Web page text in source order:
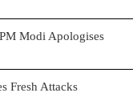
Modi Apologises
Fresh Attacks